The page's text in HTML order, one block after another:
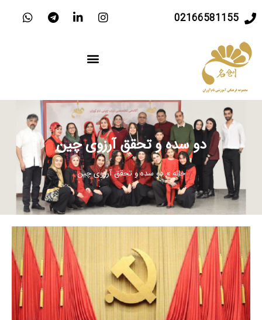
02166581155
دو سده و تحقق آرزوی چین
خانه»دو سده و تحقق آرزوی چین